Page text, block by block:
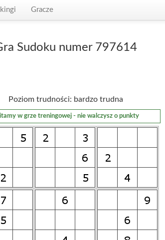
Gracze
Sudoku numer 797614
Poziom trudności: bardzo trudna
w grze treningowej - nie walczysz o punkty